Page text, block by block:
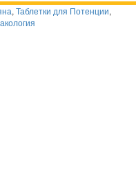
, Таблетки для Потенции,